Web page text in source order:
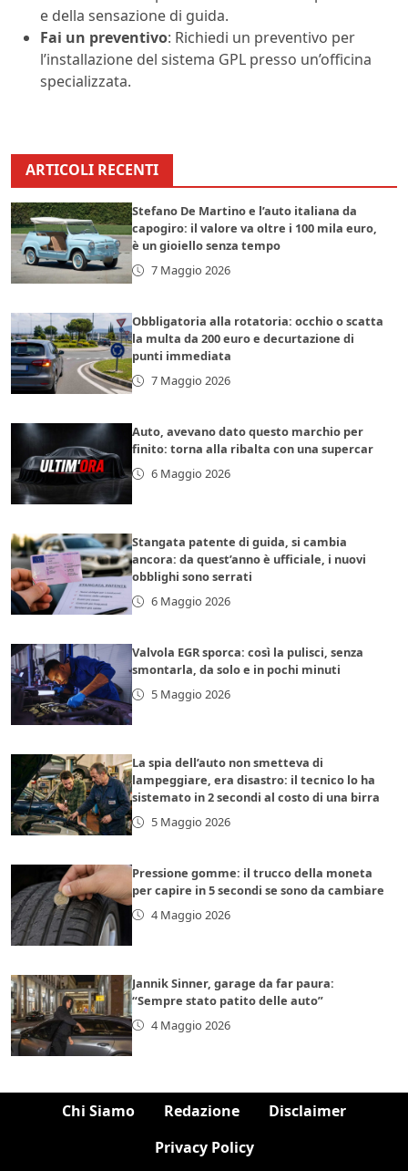
e della sensazione di guida.
Fai un preventivo: Richiedi un preventivo per
l’installazione del sistema GPL presso un’officina
specializzata.
ARTICOLI RECENTI
Stefano De Martino e l’auto italiana da
capogiro: il valore va oltre i 100 mila euro,
è un gioiello senza tempo
7 Maggio 2026
Obbligatoria alla rotatoria: occhio o scatta
la multa da 200 euro e decurtazione di
punti immediata
7 Maggio 2026
Auto, avevano dato questo marchio per
finito: torna alla ribalta con una supercar
6 Maggio 2026
Stangata patente di guida, si cambia
ancora: da quest’anno è ufficiale, i nuovi
obblighi sono serrati
6 Maggio 2026
Valvola EGR sporca: così la pulisci, senza
smontarla, da solo e in pochi minuti
5 Maggio 2026
La spia dell’auto non smetteva di
lampeggiare, era disastro: il tecnico lo ha
sistemato in 2 secondi al costo di una birra
5 Maggio 2026
Pressione gomme: il trucco della moneta
per capire in 5 secondi se sono da cambiare
4 Maggio 2026
Jannik Sinner, garage da far paura:
“Sempre stato patito delle auto”
4 Maggio 2026
Chi Siamo Redazione
Disclaimer
Privacy Policy